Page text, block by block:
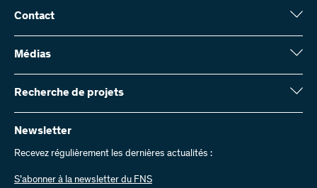
Contact
Fonds national suisse (FNS)
Wildhainweg 3
Contactez-nous
Envoyer des factures
Travailler chez nous
Offres d’emploi
Médias
Service de presse
Rapport annuel
Recherche de projets
Vous trouverez ici des informations complètes sur les projets de
recherche et les subsides approuvés par le FNS :
Recherche de projets
Newsletter
Recevez régulièrement les dernières actualités :
S’abonner à la newsletter du FNS